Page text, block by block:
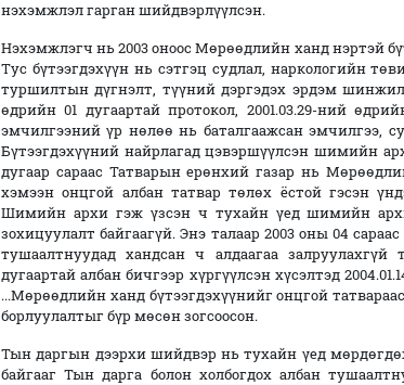
нэхэмжлэл гарган шийдвэрлүүлсэн.
Нэхэмжлэгч нь 2003 оноос Мөрөөдлийн ханд нэртэй
Тус бүтээгдэхүүн нь сэтгэц судлал, наркологийн
туршилтын дүгнэлт, түүний дэргэдэх эрдэм
өдрийн 01 дугаартай протокол, 2001.03.29-ний
эмчилгээний үр нөлөө нь баталгаажсан эмчилгээ,
Бүтээгдэхүүний найрлагад цэвэршүүлсэн шимийн
дугаар сараас Татварын ерөнхий газар нь
хэмээн онцгой албан татвар төлөх ёстой гэсэн
Шимийн архи гэж үзсэн ч тухайн үед шимийн
зохицуулалт байгаагүй. Энэ талаар 2003 оны 04
тушаалтнуудад хандсан ч алдаагаа залруулахгүй
дугаартай албан бичгээр хүргүүлсэн хүсэлтэд
...Мөрөөдлийн ханд бүтээгдэхүүнийг онцгой
борлуулалтыг бүр мөсөн зогсоосон.
Тын даргын дээрхи шийдвэр нь тухайн үед
байгааг Тын дарга болон холбогдох албан